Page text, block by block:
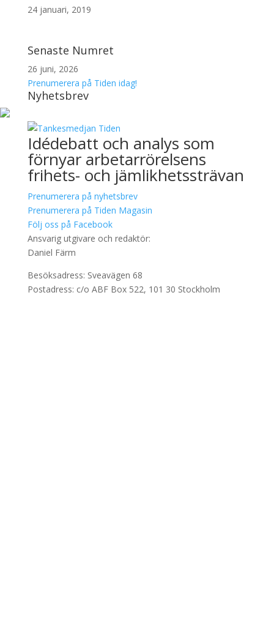
24 januari, 2019
Senaste Numret
26 juni, 2026
Prenumerera på Tiden idag!
Nyhetsbrev
Idédebatt och analys som
förnyar arbetarrörelsens
frihets- och jämlikhetssträvan
Prenumerera på nyhetsbrev
Prenumerera på Tiden Magasin
Följ oss på Facebook
Ansvarig utgivare och redaktör:
Daniel Färm
Besöksadress: Sveavägen 68
Postadress: c/o ABF Box 522, 101 30 Stockholm